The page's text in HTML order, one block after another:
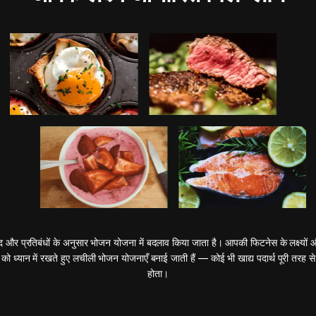
प्रतिबंधों के अनुसार भोजन योजना में बदलाव किया जाता है। आपकी फिटनेस के लक्ष्यों
ध्यान में रखते हुए लचीली भोजन योजनाएँ बनाई जाती हैं — कोई भी खाद्य पदार्थ पूरी तरह से
होता।